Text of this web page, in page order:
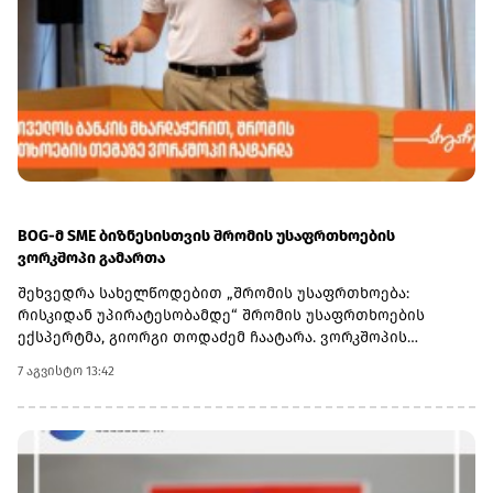
BOG-მ SME ბიზნესისთვის შრომის უსაფრთხოების
ვორკშოპი გამართა
შეხვედრა სახელწოდებით „შრომის უსაფრთხოება:
რისკიდან უპირატესობამდე“ შრომის უსაფრთხოების
ექსპერტმა, გიორგი თოდაძემ ჩაატარა. ვორკშოპის
იმის შესახებ, თუ როგორ იქცევა უსაფრთხოების
სტანდარტების დანერგვა ბიზნესის მდგრადი
რეპუტაციის გაძლიერების ინსტრუმენტად.ღონისძიებაზე
7 აგვისტო 13:42